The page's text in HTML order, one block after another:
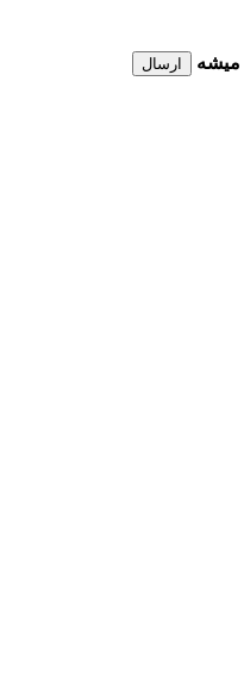
میشه ارسال